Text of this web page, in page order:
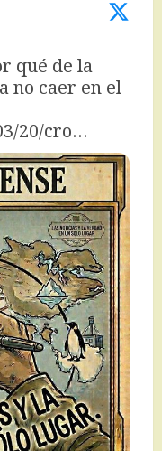
qué de la
no caer en el
20/cro…